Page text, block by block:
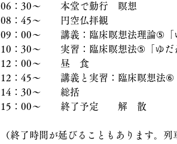
06：30〜　　本堂で勤行　瞑想
08：45〜　　円空仏拝観
09：00〜　　講義：臨床瞑想法理論⑤「
10：30〜　　実習：臨床瞑想法⑤「ゆだ
12：00〜　　
12：45〜　　講義と実習：臨床瞑想法⑥
14：30〜　　総括
15：00〜　　終了予定　　解　散
（終了時間が延びることもあります。